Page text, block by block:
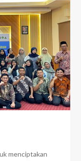
menciptakan